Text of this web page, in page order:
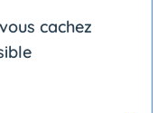
cachez